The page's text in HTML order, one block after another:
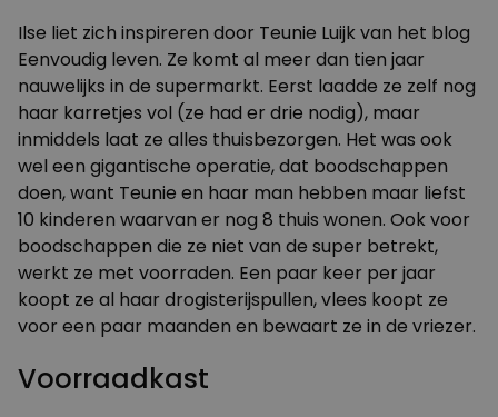
Ilse liet zich inspireren door Teunie Luijk van het blog
Eenvoudig leven. Ze komt al meer dan tien jaar
nauwelijks in de supermarkt. Eerst laadde ze zelf nog
haar karretjes vol (ze had er drie nodig), maar
inmiddels laat ze alles thuisbezorgen. Het was ook
wel een gigantische operatie, dat boodschappen
doen, want Teunie en haar man hebben maar liefst
10 kinderen waarvan er nog 8 thuis wonen. Ook voor
boodschappen die ze niet van de super betrekt,
werkt ze met voorraden. Een paar keer per jaar
koopt ze al haar drogisterijspullen, vlees koopt ze
voor een paar maanden en bewaart ze in de vriezer.
Voorraadkast